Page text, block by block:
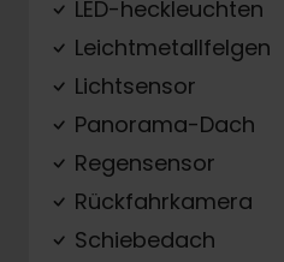
LED-heckleuchten
Leichtmetallfelgen
Lichtsensor
Panorama-Dach
Regensensor
Rückfahrkamera
Schiebedach